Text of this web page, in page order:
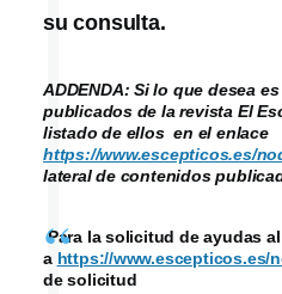
su consulta.
ADDENDA: Si lo que desea
publicados de la revista El
listado de ellos en el enlace
https://www.escepticos.es/
lateral de contenidos
Para la solicitud de ayudas
a https://www.escepticos.es/
de solicitud